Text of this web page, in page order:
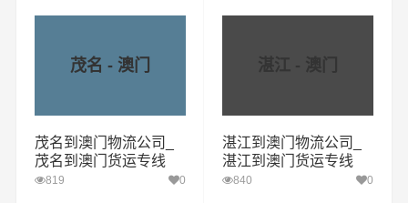
茂名 - 澳门
茂名到澳门物流公司_
茂名到澳门货运专线
819 0
湛江 - 澳门
湛江到澳门物流公司_
湛江到澳门货运专线
840 0